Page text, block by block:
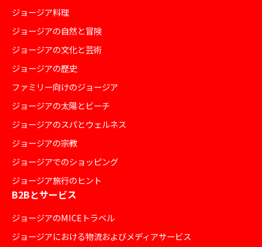
ジョージア料理
ジョージアの自然と冒険
ジョージアの文化と芸術
ジョージアの歴史
ファミリー向けのジョージア
ジョージアの太陽とビーチ
ジョージアのスパとウェルネス
ジョージアの宗教
ジョージアでのショッピング
ジョージア旅行のヒント
B2Bとサービス
ジョージアのMICEトラベル
ジョージアにおける物流およびメディアサービス